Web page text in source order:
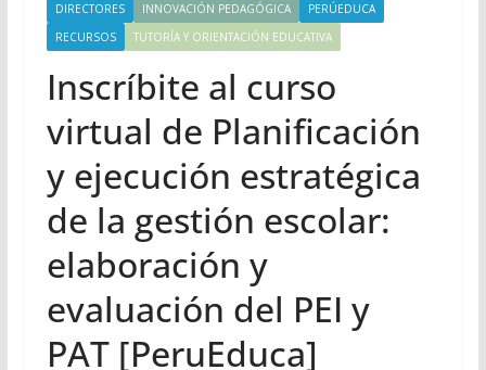
DIRECTORES
INNOVACIÓN PEDAGÓGICA
PERÚEDUCA
RECURSOS
TUTORÍA Y ORIENTACIÓN EDUCATIVA
Inscríbite al curso
virtual de Planificación
y ejecución estratégica
de la gestión escolar:
elaboración y
evaluación del PEI y
PAT [PeruEduca]